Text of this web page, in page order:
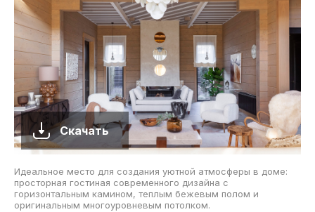
Скачать
Идеальное место для создания уютной атмосферы в доме:
просторная гостиная современного дизайна с
горизонтальным камином, теплым бежевым полом и
оригинальным многоуровневым потолком.